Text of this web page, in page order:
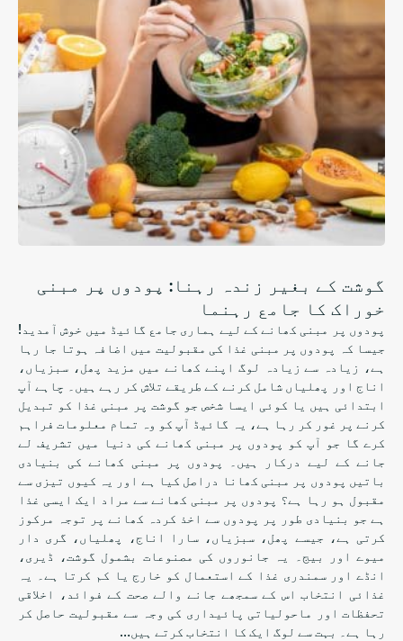
گوشت کے بغیر زندہ رہنا: پودوں پر مبنی
خوراک کا جامع رہنما
پودوں پر مبنی کھانے کے لیے ہماری جامع گائیڈ میں خوش آمدید!
جیسا کہ پودوں پر مبنی غذا کی مقبولیت میں اضافہ ہوتا جا رہا
ہے، زیادہ سے زیادہ لوگ اپنے کھانے میں مزید پھل، سبزیاں،
اناج اور پھلیاں شامل کرنے کے طریقے تلاش کر رہے ہیں۔ چاہے آپ
ابتدائی ہیں یا کوئی ایسا شخص جو گوشت پر مبنی غذا کو تبدیل
کرنے پر غور کر رہا ہے، یہ گائیڈ آپ کو وہ تمام معلومات فراہم
کرے گا جو آپ کو پودوں پر مبنی کھانے کی دنیا میں تشریف لے
جانے کے لیے درکار ہیں۔ پودوں پر مبنی کھانے کی بنیادی
باتیں پودوں پر مبنی کھانا دراصل کیا ہے اور یہ کیوں تیزی سے
مقبول ہو رہا ہے؟ پودوں پر مبنی کھانے سے مراد ایک ایسی غذا
ہے جو بنیادی طور پر پودوں سے اخذ کردہ کھانے پر توجہ مرکوز
کرتی ہے، جیسے پھل، سبزیاں، سارا اناج، پھلیاں، گری دار
میوے اور بیج۔ یہ جانوروں کی مصنوعات بشمول گوشت، ڈیری،
انڈے اور سمندری غذا کے استعمال کو خارج یا کم کرتا ہے۔ یہ
غذائی انتخاب اس کے سمجھے جانے والے صحت کے فوائد، اخلاقی
تحفظات اور ماحولیاتی پائیداری کی وجہ سے مقبولیت حاصل کر
رہا ہے۔ بہت سے لوگ ایک کا انتخاب کرتے ہیں…